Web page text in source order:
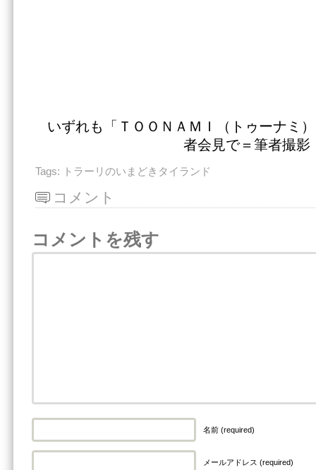
いずれも「ＴＯＯＮＡＭＩ（トゥーナミ
者会見で＝筆者撮影
Tags: トラーリのいまどきタイランド
コメント
コメントを残す
名前 (required)
メールアドレス (required)